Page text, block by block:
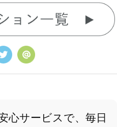
心サービスで、毎日